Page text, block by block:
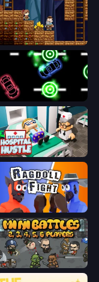
Miners' Adventure
Glowit - Two Players
Hospital Hustle
Ragdoll Fight
MiniBattles